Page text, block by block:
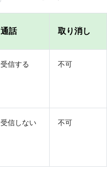
通話 取り消し
受信する 不可
受信しない 不可